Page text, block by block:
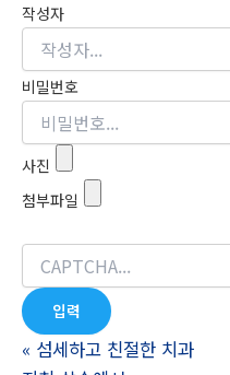
작성자
비밀번호
사진
첨부파일
« 섬세하고 친절한 치과